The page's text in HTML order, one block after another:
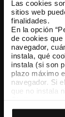
Las cookies
sitios web
finalidades.
En la opción
de cookies que
navegador,
instala, qué
instala (si son
plazo máximo
navegador. Si
que no instala
que todas
TMB App
Descárgate
App Store